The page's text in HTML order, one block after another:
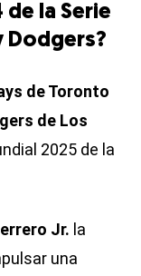
de la Serie
Dodgers?
de Toronto
de Los
2025 de la
Jr. la
una